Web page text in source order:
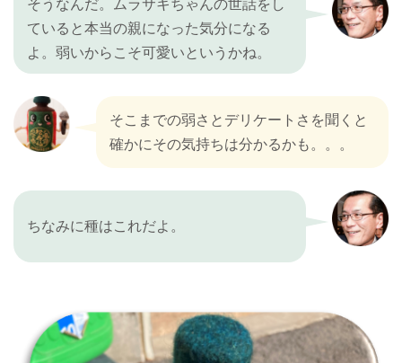
ていると本当の親になった気分になる
よ。弱いからこそ可愛いというかね。
そこまでの弱さとデリケートさを聞くと
確かにその気持ちは分かるかも。。。
ちなみに種はこれだよ。